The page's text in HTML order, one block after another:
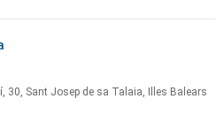
30, Sant Josep de sa Talaia, Illes Balears